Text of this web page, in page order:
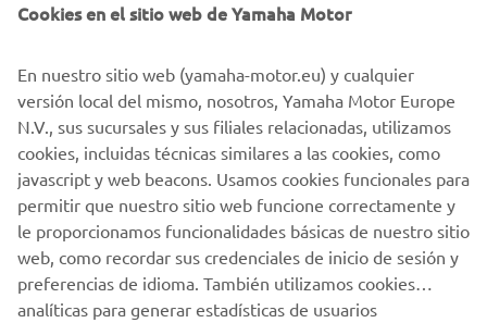
DESCARGA
Haz clic en uno de los íconos para descargar la aplicación
gratuita MyRide.
Cookies en el sitio web de Yamaha Motor
En nuestro sitio web (yamaha-motor.eu) y cualquier
versión local del mismo, nosotros, Yamaha Motor Europe
N.V., sus sucursales y sus filiales relacionadas, utilizamos
cookies, incluidas técnicas similares a las cookies, como
javascript y web beacons. Usamos cookies funcionales para
permitir que nuestro sitio web funcione correctamente y
le proporcionamos funcionalidades básicas de nuestro sitio
web, como recordar sus credenciales de inicio de sesión y
preferencias de idioma. También utilizamos cookies
analíticas para generar estadísticas de usuarios